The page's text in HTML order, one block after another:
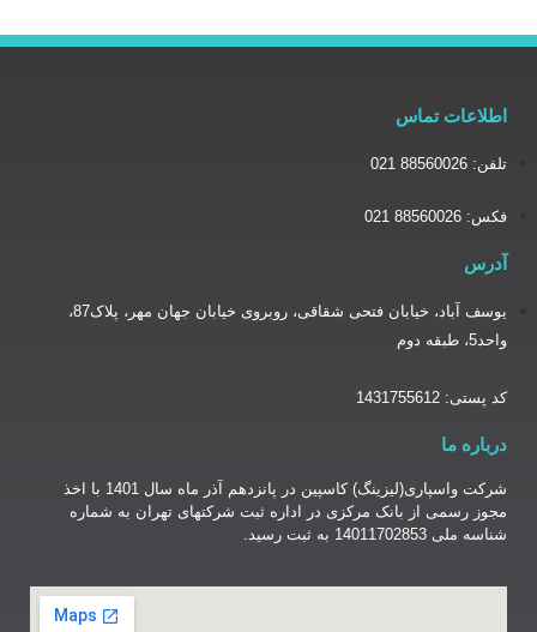
یوسف آباد، خیابان فتحی شقاقی، روبروی خیابان جهان مهر، پلاک87،
شرکت واسپاری(لیزینگ) کاسپین در پانزدهم آذر ماه سال 1401 با اخذ
مرکزی در اداره ثبت شرکتهای تهران به شماره